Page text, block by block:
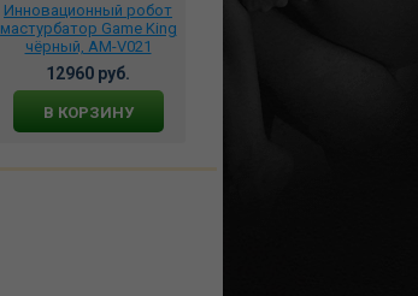
Инновационный робот
мастурбатор Game King
чёрный, AM-V021
12960 руб.
В КОРЗИНУ